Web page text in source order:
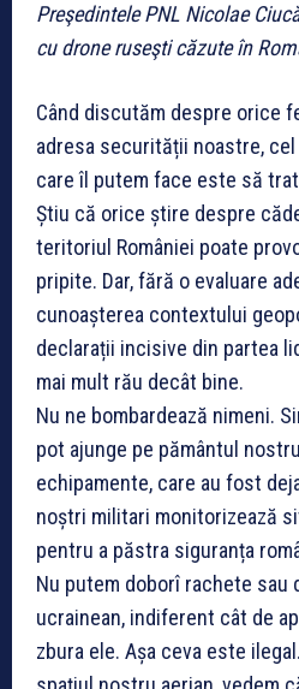
Preşedintele PNL Nicolae
cu drone ruseşti căzute în
Când discutăm despre orice
adresa securității noastre,
care îl putem face este să
Știu că orice știre despre
teritoriul României poate
pripite. Dar, fără o evaluare
cunoașterea contextului
declarații incisive din partea
mai mult rău decât bine.
Nu ne bombardează nimeni.
pot ajunge pe pământul
echipamente, care au fost
noștri militari monitorizează
pentru a păstra siguranța
Nu putem doborî rachete sau
ucrainean, indiferent cât de
zbura ele. Așa ceva este